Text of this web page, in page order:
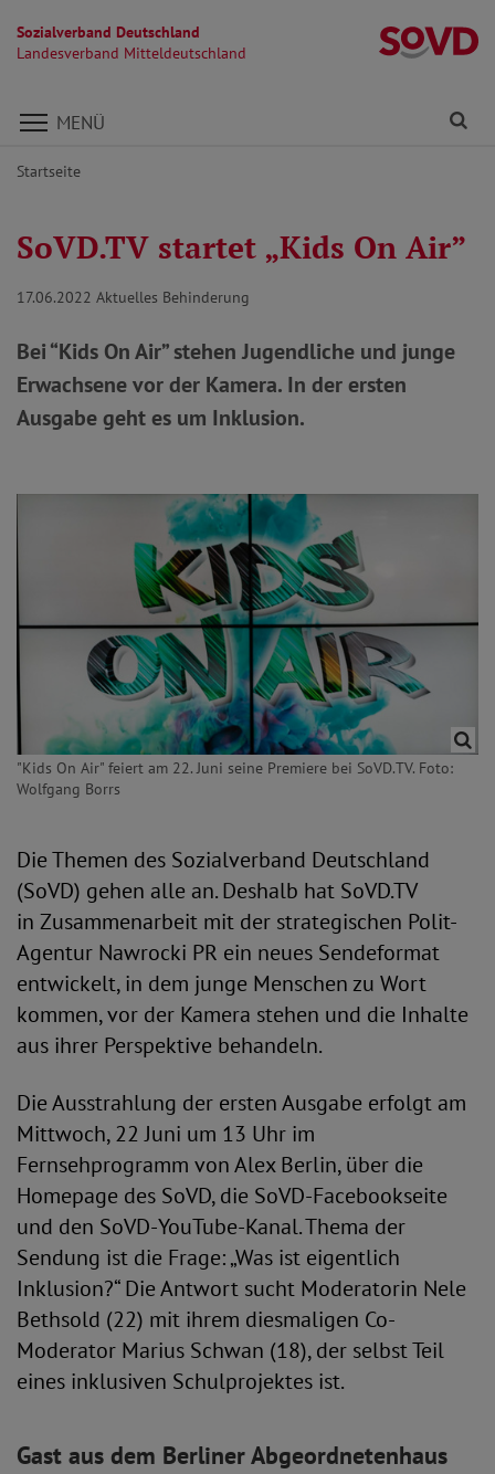
Sozialverband Deutschland
Landesverband Mitteldeutschland
Direkt zu den Inhalten springen
MENÜ
Startseite
SoVD.TV startet „Kids On Air”
17.06.2022 Aktuelles Behinderung
Bei “Kids On Air” stehen Jugendliche und junge
Erwachsene vor der Kamera. In der ersten
Ausgabe geht es um Inklusion.
"Kids On Air" feiert am 22. Juni seine Premiere bei SoVD.TV. Foto:
Wolfgang Borrs
Die Themen des Sozialverband Deutschland
(SoVD) gehen alle an. Deshalb hat SoVD.TV
in Zusammenarbeit mit der strategischen Polit-
Agentur Nawrocki PR ein neues Sendeformat
entwickelt, in dem junge Menschen zu Wort
kommen, vor der Kamera stehen und die Inhalte
aus ihrer Perspektive behandeln.
Die Ausstrahlung der ersten Ausgabe erfolgt am
Mittwoch, 22 Juni um 13 Uhr im
Fernsehprogramm von Alex Berlin, über die
Homepage des SoVD, die SoVD-Facebookseite
und den SoVD-YouTube-Kanal. Thema der
Sendung ist die Frage: „Was ist eigentlich
Inklusion?“ Die Antwort sucht Moderatorin Nele
Bethsold (22) mit ihrem diesmaligen Co-
Moderator Marius Schwan (18), der selbst Teil
eines inklusiven Schulprojektes ist.
Gast aus dem Berliner Abgeordnetenhaus